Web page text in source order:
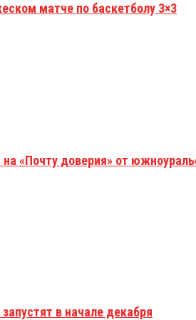
матче по баскетболу 3×3
«Почту доверия» от
в начале декабря